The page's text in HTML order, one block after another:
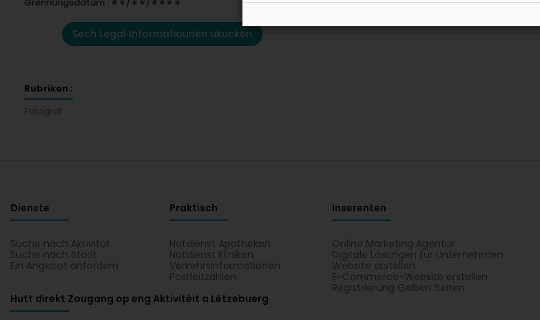
Sech Legal Informatiounen ukucken
Rubriken :
Fotograf
Dienste
Suche nach Aktivität
Suche nach Stadt
Ein Angebot anfordern
Praktisch
Notdienst Apotheken
Notdienst Kliniken
Verkehrsinformationen
Postleitzahlen
Inserenten
Online Marketing Agentur
Digitale Lösungen für Unternehmen
Website erstellen
E-Commerce-Website erstellen
Registrierung Gelben Seiten
Hutt direkt Zougang op eng Aktivitéit a Lëtzebuerg